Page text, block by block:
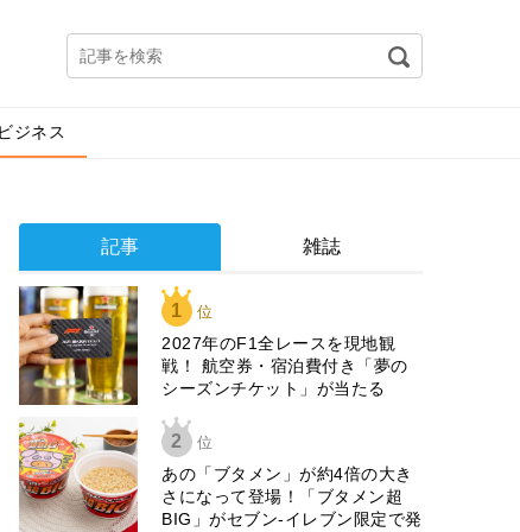
ビジネス
記事 雑誌
1 位
2027年のF1全レースを現地観
戦！ 航空券・宿泊費付き「夢の
シーズンチケット」が当たる
2 位
あの「ブタメン」が約4倍の大き
さになって登場！「ブタメン超
BIG」がセブン‐イレブン限定で発